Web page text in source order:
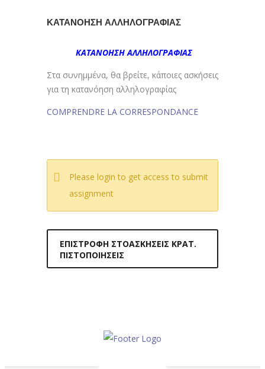
ΚΑΤΑΝΟΗΣΗ ΑΛΛΗΛΟΓΡΑΦΙΑΣ
ΚΑΤΑΝΟΗΣΗ ΑΛΛΗΛΟΓΡΑΦΙΑΣ
Στα συνημμένα, θα βρείτε, κάποιες ασκήσεις
για τη κατανόηση αλληλογραφίας
COMPRENDRE LA CORRESPONDANCE
Please login to get access to submit
assignment
ΕΠΙΣΤΡΟΦΉ ΣΤΟΑΣΚΉΣΕΙΣ ΚΡΑΤ.
ΠΙΣΤΟΠΟΙΉΣΕΙΣ